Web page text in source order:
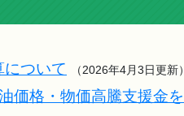
ついて （2026年4月3日更新）
価格・物価高騰支援金